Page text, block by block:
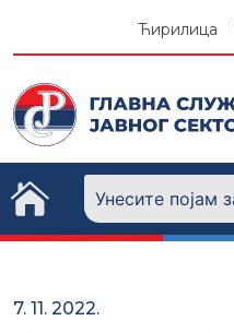
Ћирилица
7. 11. 2022.